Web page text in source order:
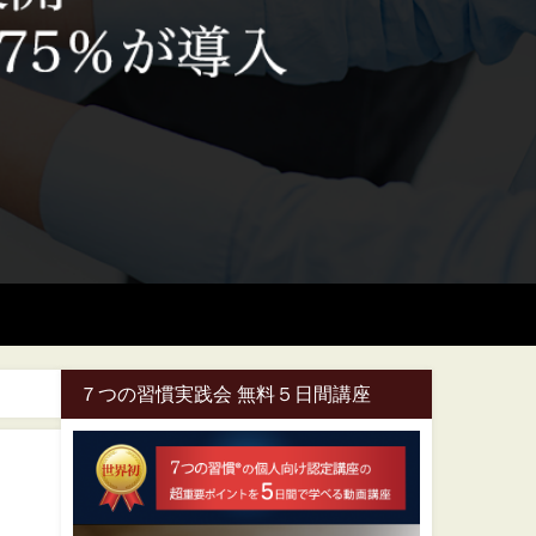
７つの習慣実践会 無料５日間講座